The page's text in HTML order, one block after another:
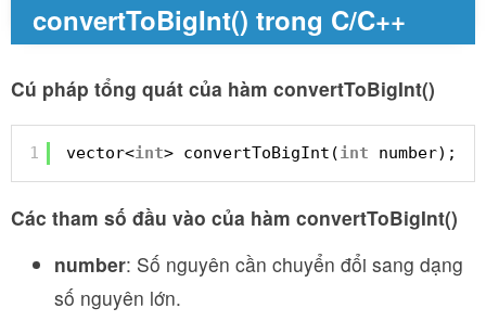
convertToBigInt() trong C/C++
Cú pháp tổng quát của hàm convertToBigInt()
1 vector<int> convertToBigInt(int number);
Các tham số đầu vào của hàm convertToBigInt()
number: Số nguyên cần chuyển đổi sang dạng
số nguyên lớn.